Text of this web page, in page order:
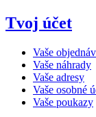
Tvoj účet
Vaše
Vaše náhrady
Vaše adresy
Vaše osobné
Vaše poukazy